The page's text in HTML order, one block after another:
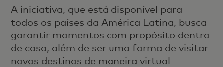
A iniciativa, que está disponível para
todos os países da América Latina, busca
garantir momentos com propósito dentro
de casa, além de ser uma forma de visitar
novos destinos de maneira virtual